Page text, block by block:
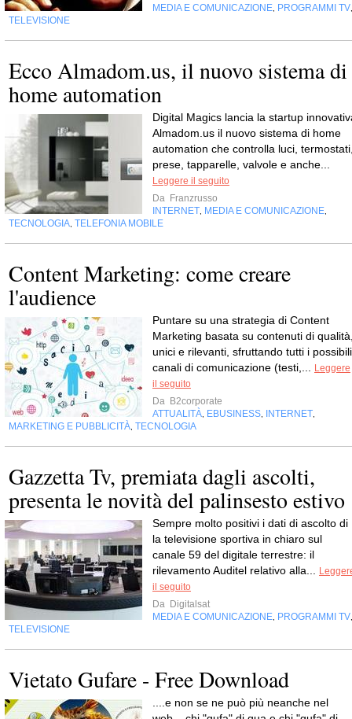
MEDIA E COMUNICAZIONE PROGRAMMI TV
TELEVISIONE
Ecco Almadom.us, il nuovo sistema di
home automation
Digital Magics lancia la startup
Almadom.us il nuovo sistema di home
automation che controlla luci,
prese, tapparelle, valvole e anche...
Leggere il seguito
Da Franzrusso
INTERNET MEDIA E COMUNICAZIONE
TECNOLOGIA TELEFONIA MOBILE
Content Marketing: come creare
l'audience
Puntare su una strategia di Content
Marketing basata su contenuti di
unici e rilevanti, sfruttando tutti i possibili
canali di comunicazione (testi,...
Leggere
il seguito
Da B2corporate
ATTUALITÀ EBUSINESS INTERNET
MARKETING E PUBBLICITÀ TECNOLOGIA
Gazzetta Tv, premiata dagli ascolti,
presenta le novità del palinsesto estivo
Sempre molto positivi i dati di ascolto di
la televisione sportiva in chiaro sul
canale 59 del digitale terrestre: il
rilevamento Auditel relativo alla...
il seguito
Da Digitalsat
MEDIA E COMUNICAZIONE PROGRAMMI TV
TELEVISIONE
Vietato Gufare - Free Download
....e non se ne può più neanche nel